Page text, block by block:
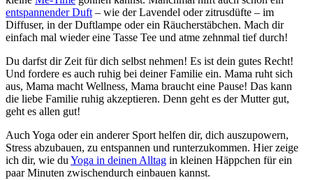
entspannender Duft – wie der Lavendel oder zitrusdüfte – im
Diffuser, in der Duftlampe oder ein Räucherstäbchen. Mach dir
einfach mal wieder eine Tasse Tee und atme zehnmal tief durch!
Du darfst dir Zeit für dich selbst nehmen! Es ist dein gutes Recht!
Und fordere es auch ruhig bei deiner Familie ein. Mama ruht sich
aus, Mama macht Wellness, Mama braucht eine Pause! Das kann
die liebe Familie ruhig akzeptieren. Denn geht es der Mutter gut,
geht es allen gut!
Auch Yoga oder ein anderer Sport helfen dir, dich auszupowern,
Stress abzubauen, zu entspannen und runterzukommen. Hier zeige
ich dir, wie du Yoga in deinen Alltag in kleinen Häppchen für ein
paar Minuten zwischendurch einbauen kannst.